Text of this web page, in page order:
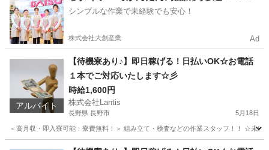
シンプルな作業で未経験でも安心！
株式会社大創産業 Ad
アルバイト
【待機寮あり♪】即日稼げる！日払いOK☆お電話
１本でご対応いたします☆彡
時給1,600円
株式会社Lantis
長野県 長野市 5月18日
＜高月収・即入寮可能：寮費無料！＞ 組み立て・検査などの作業スタッフ！！
工場 時給